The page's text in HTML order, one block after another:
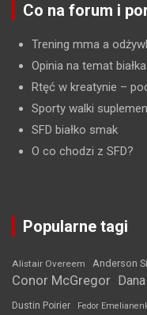
Co na forum i
Trening mma a
Opinia na temat
Rtęć w kreatynie –
Sporty walki
SFD białko smak
O co chodzi z SFD?
Popularne tagi
Alistair Overeem Anderson
Conor McGregor
Dustin Poirier Fedor